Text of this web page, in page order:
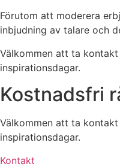
Förutom att moderera
inbjudning av talare och
Välkommen att ta
inspirationsdagar.
Kostnadsfri
Välkommen att ta
inspirationsdagar.
Kontakt